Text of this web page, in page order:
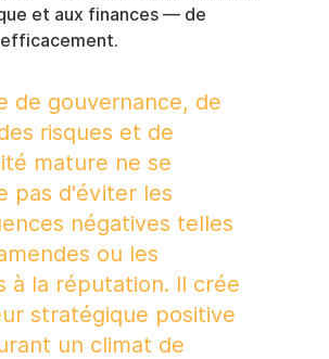
et aux finances — de
de gouvernance, de
risques et de
mature ne se
pas d'éviter les
négatives telles
ou les
à la réputation. Il crée
stratégique positive
un climat de